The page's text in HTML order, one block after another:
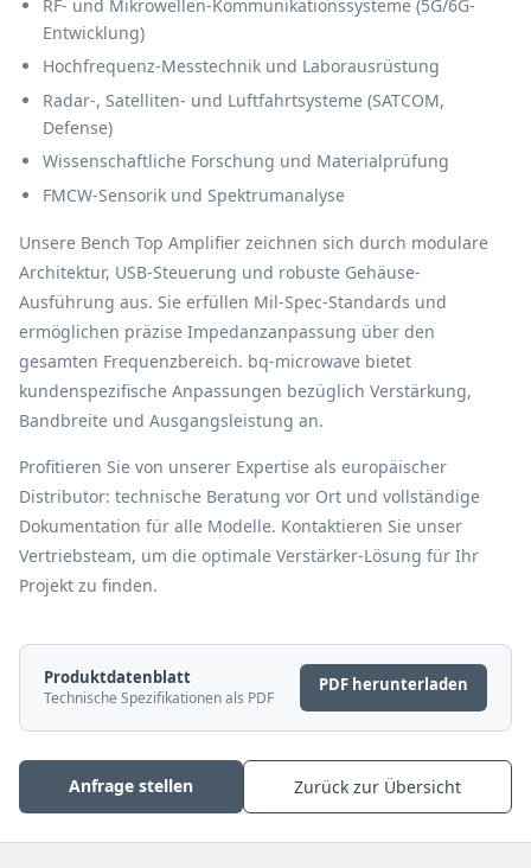
RF- und Mikrowellen-Kommunikationssysteme (5G/6G-
Entwicklung)
Hochfrequenz-Messtechnik und Laborausrüstung
Radar-, Satelliten- und Luftfahrtsysteme (SATCOM,
Defense)
Wissenschaftliche Forschung und Materialprüfung
FMCW-Sensorik und Spektrumanalyse
Unsere Bench Top Amplifier zeichnen sich durch modulare
Architektur, USB-Steuerung und robuste Gehäuse-
Ausführung aus. Sie erfüllen Mil-Spec-Standards und
ermöglichen präzise Impedanzanpassung über den
gesamten Frequenzbereich. bq-microwave bietet
kundenspezifische Anpassungen bezüglich Verstärkung,
Bandbreite und Ausgangsleistung an.
Profitieren Sie von unserer Expertise als europäischer
Distributor: technische Beratung vor Ort und vollständige
Dokumentation für alle Modelle. Kontaktieren Sie unser
Vertriebsteam, um die optimale Verstärker-Lösung für Ihr
Projekt zu finden.
Produktdatenblatt
Technische Spezifikationen als PDF
PDF herunterladen
Anfrage stellen Zurück zur Übersicht